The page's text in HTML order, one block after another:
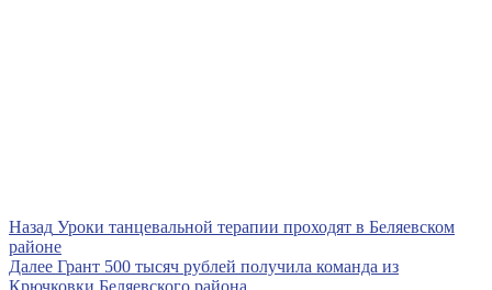
Навигация
по
Назад Предыдущая
запись
Уроки танцевальной терапии проходят в Беляевском
районе
Далее Следующая
запись
Грант 500 тысяч рублей получила команда из
Крючковки Беляевского района